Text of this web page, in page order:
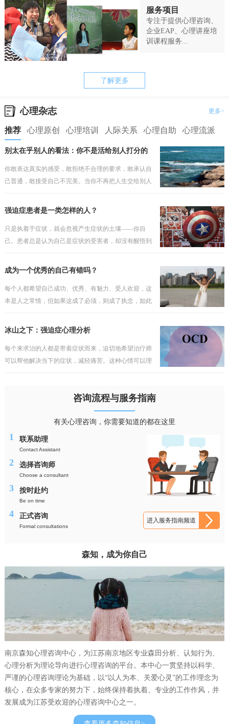
服务项目
专注于提供心理咨询、
企业EAP、心理讲座培
训课程服务...
了解更多
心理杂志 更多>
推荐 心理原创 心理培训 人际关系 心理自助 心理流派
别太在乎别人的看法：你不是活给别人打分的
你敢表达真实的感受，敢拒绝不合理的要求，敢承认自
己普通，敢接受自己不完美。当你不再把人生交给别人
强迫症患者是一类怎样的人？
只是执着于症状，就会忽视产生症状的土壤——你自
己。患者总是认为自己是症状的受害者，却没有醒悟到
会如此轻易地被打破。他往往会埋怨某些人或事，认为
成为一个优秀的自己有错吗？
每个人都希望自己成功、优秀、有魅力、受人欢迎，这
本是人之常情，但如果这成了必须，则成了执念，如此
过陷入其中的人依然会把执念当成理想，当成纯真的追
冰山之下：强迫症心理分析
每个来求治的人都是带着症状而来，迫切地希望治疗师
可以帮他解决当下的症状，减轻痛苦。这种心情可以理
咨询流程与服务指南
有关心理咨询，你需要知道的都在这里
进入服务指南频道
1 联系助理
Contact Assistant
2 选择咨询师
Choose a consultant
3 按时赴约
Be on time
4 正式咨询
Formal consultations
森知，成为你自己
南京森知心理咨询中心，为江苏南京地区专业森田分析、认知行为、
心理分析为理论导向进行心理咨询的平台。本中心一贯坚持以科学、
严谨的心理咨询理论为基础，以“以人为本、关爱心灵”的工作理念为
核心，在众多专家的努力下，始终保持着执着、专业的工作作风，并
发展成为江苏受欢迎的心理咨询中心之一。